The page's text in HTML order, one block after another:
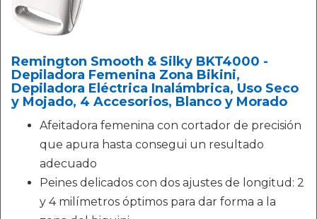
Remington Smooth & Silky BKT4000 -
Depiladora Femenina Zona Bikini,
Depiladora Eléctrica Inalámbrica, Uso Seco
y Mojado, 4 Accesorios, Blanco y Morado
Afeitadora femenina con cortador de precisión
que apura hasta consegui un resultado
adecuado
Peines delicados con dos ajustes de longitud: 2
y 4 milímetros óptimos para dar forma a la